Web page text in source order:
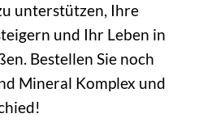
unterstützen, Ihre
und Ihr Leben in
Bestellen Sie noch
Mineral Komplex und